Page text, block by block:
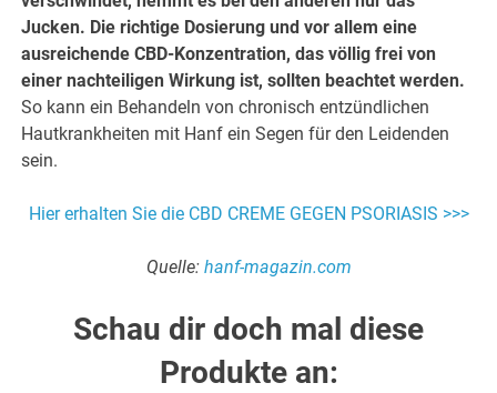
Jucken. Die richtige Dosierung und vor allem eine
ausreichende CBD-Konzentration, das völlig frei von
einer nachteiligen Wirkung ist, sollten beachtet werden.
So kann ein Behandeln von chronisch entzündlichen
Hautkrankheiten mit Hanf ein Segen für den Leidenden
sein.
Hier erhalten Sie die CBD CREME GEGEN PSORIASIS >>>
Quelle: hanf-magazin.com
Schau dir doch mal diese
Produkte an: